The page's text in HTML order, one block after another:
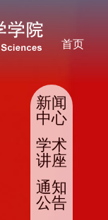
首页
新闻
中心
学术
讲座
通知
公告